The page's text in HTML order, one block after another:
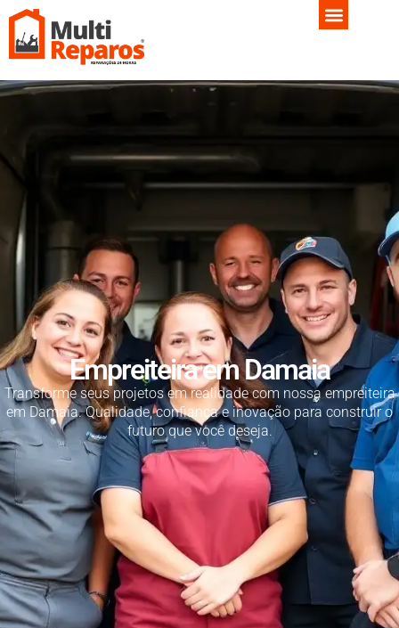
Empreiteira em Damaia
Transforme seus projetos em realidade com nossa empreiteira
em Damaia. Qualidade, confiança e inovação para construir o
futuro que você deseja.